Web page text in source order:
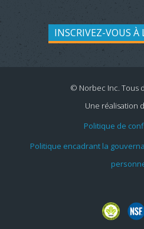
INSCRIVEZ-VOUS À
© Norbec Inc. Tous
Une réalisation
Politique de
Politique encadrant la